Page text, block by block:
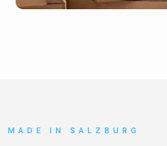
MADE IN SALZBURG